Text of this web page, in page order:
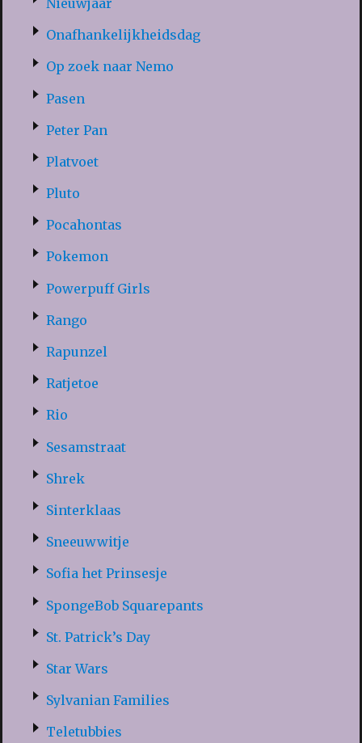
Onafhankelijkheidsdag
Op zoek naar Nemo
Pasen
Peter Pan
Platvoet
Pluto
Pocahontas
Pokemon
Powerpuff Girls
Rango
Rapunzel
Ratjetoe
Rio
Sesamstraat
Shrek
Sinterklaas
Sneeuwwitje
Sofia het Prinsesje
SpongeBob Squarepants
St. Patrick’s Day
Star Wars
Sylvanian Families
Teletubbies